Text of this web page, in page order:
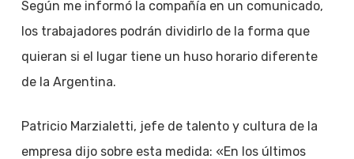
Según me informó la compañía en un comunicado,
los trabajadores podrán dividirlo de la forma que
quieran si el lugar tiene un huso horario diferente
de la Argentina.
Patricio Marzialetti, jefe de talento y cultura de la
empresa dijo sobre esta medida: «En los últimos